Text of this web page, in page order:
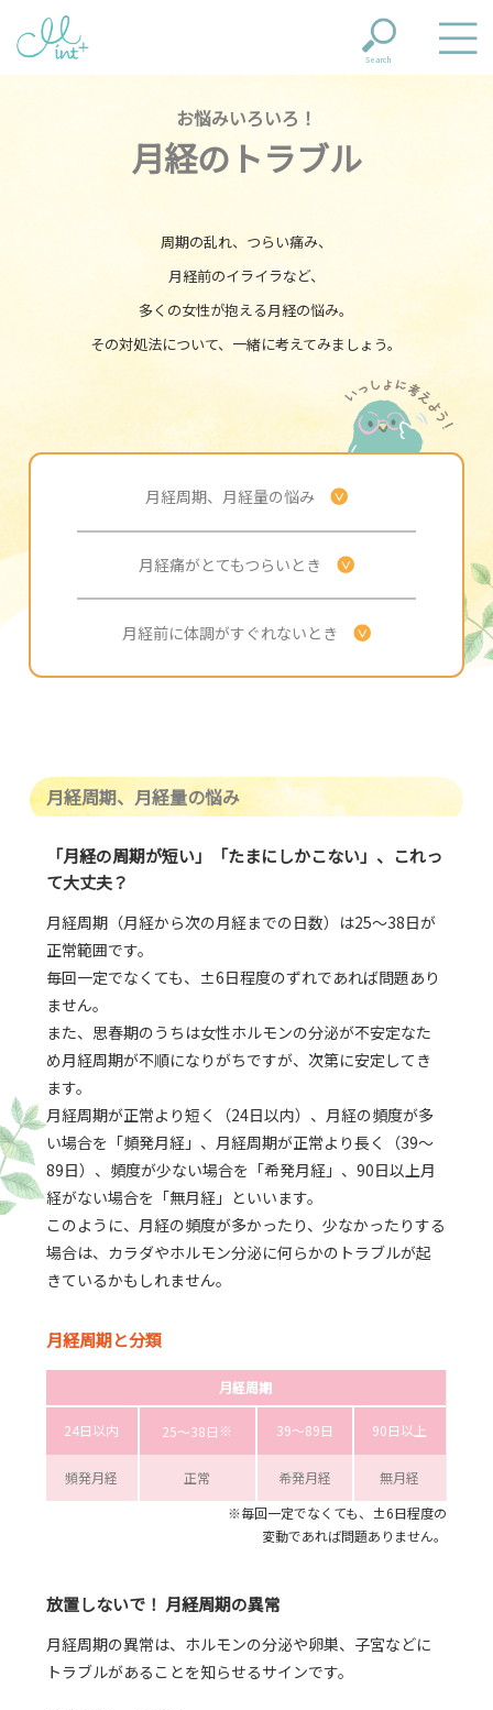
Search
お悩みいろいろ！
月経のトラブル
周期の乱れ、つらい痛み、
月経前のイライラなど、
多くの女性が抱える月経の悩み。
その対処法について、一緒に考えてみましょう。
月経周期、月経量の悩み
月経痛がとてもつらいとき
月経前に体調がすぐれないとき
月経周期、月経量の悩み
「月経の周期が短い」「たまにしかこない」、これっ
て大丈夫？
月経周期（月経から次の月経までの日数）は25～38日が
正常範囲です。
毎回一定でなくても、±6日程度のずれであれば問題あり
ません。
また、思春期のうちは女性ホルモンの分泌が不安定なた
め月経周期が不順になりがちですが、次第に安定してき
ます。
月経周期が正常より短く（24日以内）、月経の頻度が多
い場合を「頻発月経」、月経周期が正常より長く（39～
89日）、頻度が少ない場合を「希発月経」、90日以上月
経がない場合を「無月経」といいます。
このように、月経の頻度が多かったり、少なかったりする
場合は、カラダやホルモン分泌に何らかのトラブルが起
きているかもしれません。
月経周期と分類
月経周期
24日以内 25～38日 ※ 39～89日 90日以上
頻発月経 正常 希発月経
無月経
※毎回一定でなくても、±6日程度の
変動であれば問題ありません。
放置しないで！ 月経周期の異常
月経周期の異常は、ホルモンの分泌や卵巣、子宮などに
トラブルがあることを知らせるサインです。